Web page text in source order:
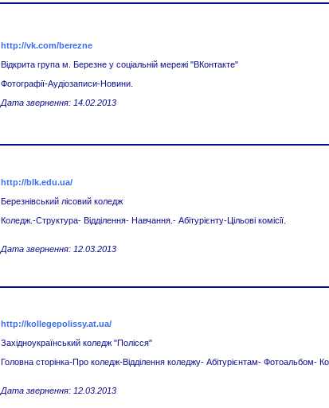
http://vk.com/berezne
Відкрита група м. Березне у соціальній мережі "ВКонтакте"
Фотографії-Аудіозаписи-Новини.
Дата звернення: 14.02.2013
http://blk.edu.ua/
Березнівський лісовий коледж
Коледж.-Структура- Відділення- Навчання.- Абітурієнту-Цільові комісії.
Дата звернення: 12.03.2013
http://kollegepolissy.at.ua/
Західноукраїнський коледж "Полісся"
Головна сторінка-Про коледж-Відділення коледжу- Абітурієнтам- Фотоальбом-
Дата звернення: 12.03.2013